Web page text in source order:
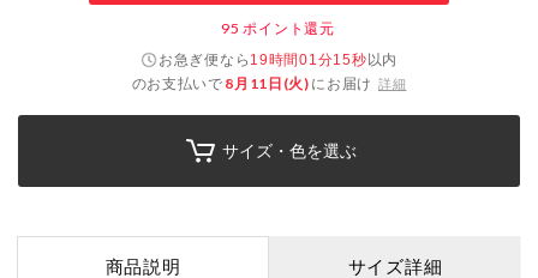
95 ポイント還元
お急ぎ便なら 19時間01分15秒以内
のお支払いで 8月11日(火) にお届け 詳細
サイズ・色を選ぶ
商品説明 サイズ詳細